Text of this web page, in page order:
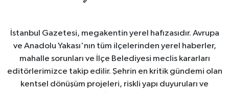
İstanbul Gazetesi, megakentin yerel hafızasıdır. Avrupa
ve Anadolu Yakası'nın tüm ilçelerinden yerel haberler,
mahalle sorunları ve İlçe Belediyesi meclis kararları
editörlerimizce takip edilir. Şehrin en kritik gündemi olan
kentsel dönüşüm projeleri, riskli yapı duyuruları ve